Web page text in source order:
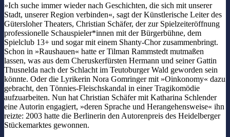
»Ich suche immer wieder nach Geschichten, die sich mit unserer
Stadt, unserer Region verbinden«, sagt der Künstlerische Leiter des
Gütersloher Theaters, Christian Schäfer, der zur Spielzeiteröffnung
professionelle Schauspieler*innen mit der Bürgerbühne, dem
Spielclub 13+ und sogar mit einem Shanty-Chor zusammenbringt.
Schon in »Raushauen« hatte er Tilman Rammstedt mutmaßen
lassen, was aus dem Cheruskerfürsten Hermann und seiner Gattin
Thusnelda nach der Schlacht im Teutoburger Wald geworden sein
könnte. Oder die Lyrikerin Nora Gomringer mit »Oinkonomy« dazu
gebracht, den Tönnies-Fleischskandal in einer Tragikomödie
aufzuarbeiten. Nun hat Christian Schäfer mit Katharina Schlender
eine Autorin engagiert, »deren Sprache und Herangehensweise« ihn
reizte: 2003 hatte die Berlinerin den Autorenpreis des Heidelberger
Stückemarktes gewonnen.